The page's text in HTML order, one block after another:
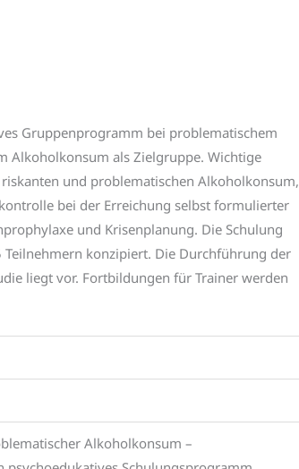
Gruppenprogramm bei problematischem
Alkoholkonsum als Zielgruppe. Wichtige
und problematischen Alkoholkonsum,
bei der Erreichung selbst formulierter
und Krisenplanung. Die Schulung
konzipiert. Die Durchführung der
liegt vor. Fortbildungen für Trainer werden
Alkoholkonsum –